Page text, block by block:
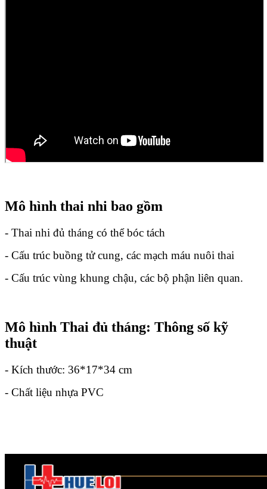
Mô hình thai nhi bao gồm
- Thai nhi đủ tháng có thể bóc tách
- Cấu trúc buồng tử cung, các mạch máu nuôi thai
- Cấu trúc vùng khung chậu, các bộ phận liên quan.
Mô hình Thai đủ tháng: Thông số kỹ
thuật
- Kích thước: 36*17*34 cm
- Chất liệu nhựa PVC